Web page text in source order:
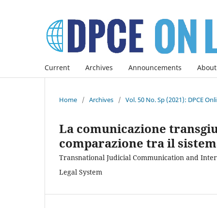
Current Archives Announcements
Home / Archives / Vol. 50 No. Sp (2021): DPCE
La comunicazione
comparazione tra il
Transnational Judicial Communication and
Legal System